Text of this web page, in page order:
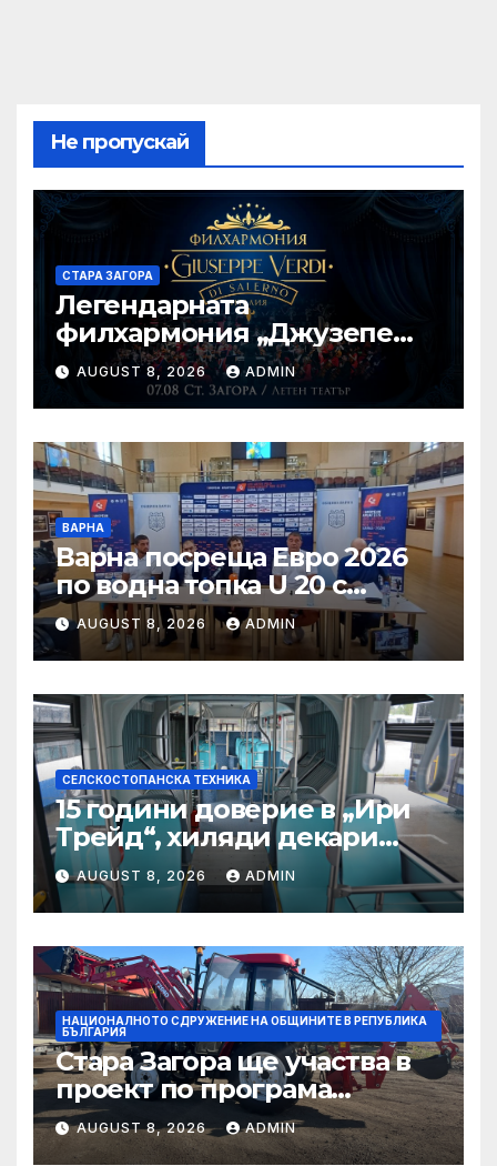
Не пропускай
СТАРА ЗАГОРА
Легендарната
филхармония „Джузепе
Верди“ от Салерно с
концерт под звездите тази
вечер в Летен татър – Стара
Загора
AUGUST 8, 2026 ADMIN
ВАРНА
Варна посреща Евро 2026
по водна топка U 20 с
отлични условия на
състезателните басейни
AUGUST 8, 2026 ADMIN
СЕЛСКОСТОПАНСКА ТЕХНИКА
15 години доверие в „Ири
Трейд“, хиляди декари
успех – историята на
Мартин Богдановски
AUGUST 8, 2026 ADMIN
НАЦИОНАЛНОТО СДРУЖЕНИЕ НА ОБЩИНИТЕ В РЕПУБЛИКА
БЪЛГАРИЯ
Стара Загора ще участва в
проект по програма
УРБАКТ за интелигентно
управление на
AUGUST 8, 2026 ADMIN